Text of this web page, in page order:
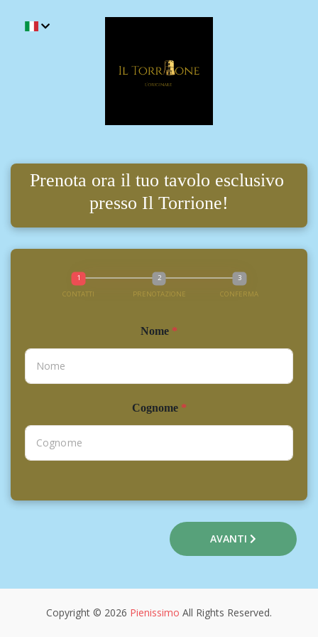
Prenota ora il tuo tavolo esclusivo
presso Il Torrione!
CONTATTI PRENOTAZIONE CONFERMA
Nome *
Cognome *
AVANTI
Copyright © 2026 Pienissimo All Rights Reserved.